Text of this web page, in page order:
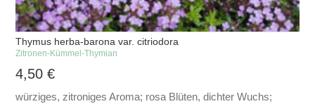
Thymus herba-barona var. citriodora
Zitronen-Kümmel-Thymian
4,50€
würziges, zitroniges Aroma; rosa Blüten, dichter Wuchs;